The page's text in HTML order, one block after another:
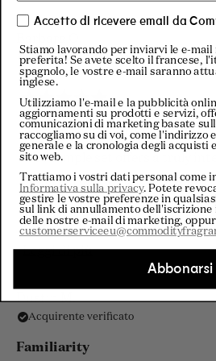
Acquirente verificato
Valutato
5
su
5
A Fragrance Journey Worth
The sample set offers a truly
selection of fragrances, making
to find something that suits
Each scent feels unique and
Personally, I was most drawn to
fragrances – both stood out
character and elegance. I also
which has a fresh and intriguing
both natural and uplifting.
Leggi di piùScopri
su
Dustin M.
Acquirente verificato
Familiarity
Accetto di ricevere email da
Stiamo lavorando per inviarvi le e-mail
preferita! Se avete scelto il francese,
spagnolo, le vostre e-mail saranno
inglese.
Utilizziamo l'e-mail e la pubblicità
aggiornamenti su prodotti e servizi,
comunicazioni di marketing basate
raccogliamo su di voi, come l'indirizzo
generale e la cronologia degli acquisti
sito web.
Trattiamo i vostri dati personal come
Informativa sulla privacy. Potete
gestire le vostre preferenze in
sul link di annullamento dell'iscrizione
delle nostre e-mail di marketing,
Abbonarsi